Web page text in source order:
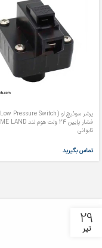
تایوانی
تماس بگیرید
29
تیر